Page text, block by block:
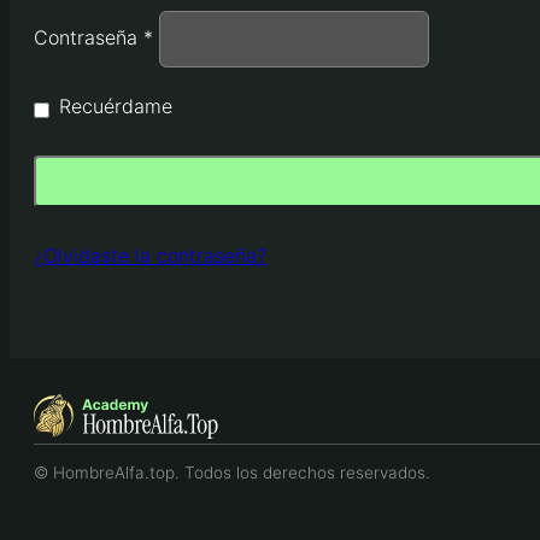
Contraseña *
Obligatorio
Recuérdame
¿Olvidaste la contraseña?
© HombreAlfa.top. Todos los derechos reservados.